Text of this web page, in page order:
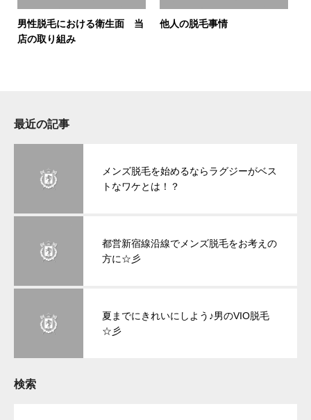
男性脱毛における衛生面 当
店の取り組み
他人の脱毛事情
最近の記事
メンズ脱毛を始めるならラグジーがベス
トなワケとは！？
都営新宿線沿線でメンズ脱毛をお考えの
方に☆彡
夏までにきれいにしよう♪男のVIO脱毛
☆彡
検索